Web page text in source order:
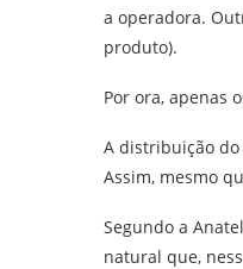
a operadora.
produto).
Por ora, apenas
A distribuição do
Assim, mesmo
Segundo a
natural que,